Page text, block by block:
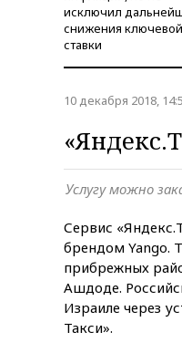
исключил
снижения ключевой
ставки
10 декабря 2018,
Услугу можно
Сервис
брендом Yango.
прибрежных
Ашдоде.
Израиле через
Такси».